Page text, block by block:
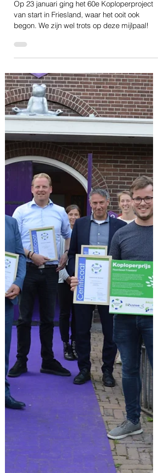
23 jan 2025 2 minuten om te lezen
Friesland
60e Koploperproject van start in
Friesland!
Op 23 januari ging het 60e Koploperproject
van start in Friesland, waar het ooit ook
begon. We zijn wel trots op deze mijlpaal!